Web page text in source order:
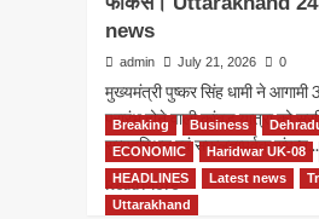
Uttarakhand
news
युवा
मंत्र:
“युवा
ही
विकसित
भारत
की
news
admin July 21, 2026 0
मुख्यमंत्री पुष्कर सिंह धामी ने
प्रारंभ होने वाली कांवड़ यात्रा को
सुव्यवस्थित एवं सफलतापूर्वक संपन्न...
Read MoreRead
more
Breaking Business
ECONOMIC
Haridwar UK-08
HEADLINES
Latest news
Uttarakhand